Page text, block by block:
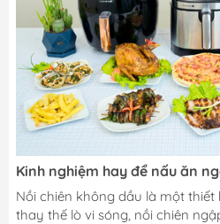
Kinh nghiệm hay để nấu ăn
dầu
Nồi chiên không dầu là một
thay thế lò vi sóng, nồi chiên